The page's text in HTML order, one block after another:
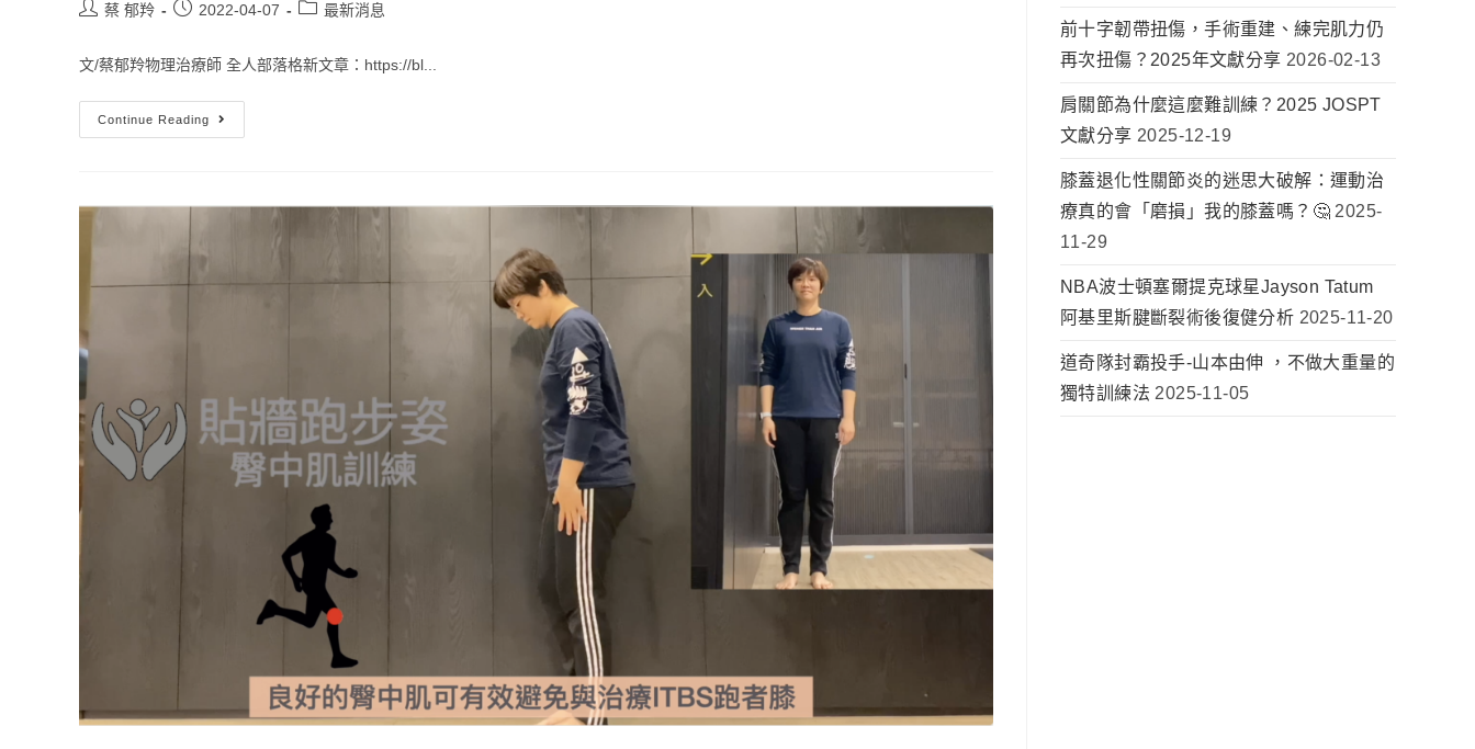
蔡 郁羚 2022-04-07 最新消息
文/蔡郁羚物理治療師 全人部落格新文章：https://bl...
Continue Reading
前十字韌帶扭傷，手術重建、練完肌力仍
再次扭傷？2025年文獻分享 2026-02-13
肩關節為什麼這麼難訓練？2025 JOSPT
文獻分享 2025-12-19
膝蓋退化性關節炎的迷思大破解：運動治
療真的會「磨損」我的膝蓋嗎？🤔 2025-
11-29
NBA波士頓塞爾提克球星Jayson Tatum
阿基里斯腱斷裂術後復健分析 2025-11-20
道奇隊封霸投手-山本由伸 ，不做大重量的
獨特訓練法 2025-11-05